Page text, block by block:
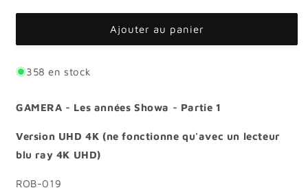
quantité
[UHD]
-
années
Showa
Partie
1
quantité
[UHD]
années
Showa
-
Partie
1
Ajouter au panier
358 en stock
GAMERA - Les années Showa - Partie 1
Version UHD 4K (ne fonctionne qu'avec un lecteur
blu ray 4K UHD)
ROB-019